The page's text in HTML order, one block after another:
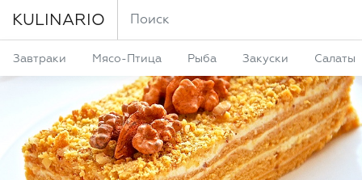
KULINARIO
Завтраки Мясо-Птица Рыба Закуски Салаты